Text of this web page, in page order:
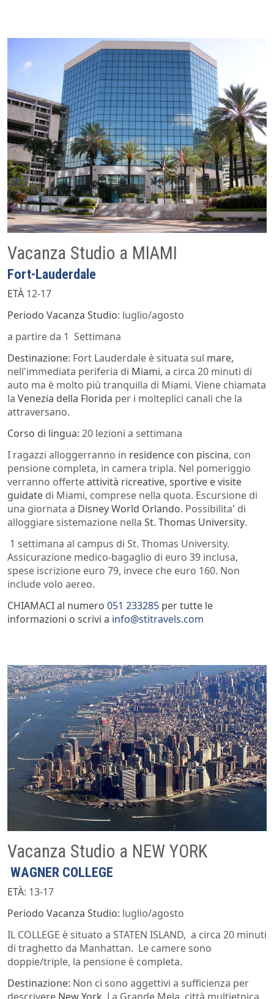
Vacanza Studio a MIAMI
Fort-Lauderdale
ETÀ 12-17
Periodo Vacanza Studio: luglio/agosto
a partire da 1 Settimana
Destinazione: Fort Lauderdale è situata sul mare,
nell'immediata periferia di Miami, a circa 20 minuti di
auto ma è molto più tranquilla di Miami. Viene chiamata
la Venezia della Florida per i molteplici canali che la
attraversano.
Corso di lingua: 20 lezioni a settimana
I ragazzi alloggerranno in residence con piscina, con
pensione completa, in camera tripla. Nel pomeriggio
verranno offerteattività ricreative, sportive e visite
guidate di Miami, comprese nella quota. Escursione di
una giornata a Disney World Orlando. Possibilita' di
alloggiare sistemazione nella St. Thomas University.
1 settimana al campus di St. Thomas University.
Assicurazione medico-bagaglio di euro 39 inclusa,
spese iscrizione euro 79, invece che euro 160. Non
include volo aereo.
CHIAMACI al numero 051 233285 per tutte le
informazioni o scrivi a info@stitravels.com
Vacanza Studio a NEW YORK
WAGNER COLLEGE
ETÀ: 13-17
Periodo Vacanza Studio: luglio/agosto
IL COLLEGE è situato a STATEN ISLAND, a circa 20 minuti
di traghetto da Manhattan. Le camere sono
doppie/triple, la pensione è completa.
Destinazione: Non ci sono aggettivi a sufficienza per